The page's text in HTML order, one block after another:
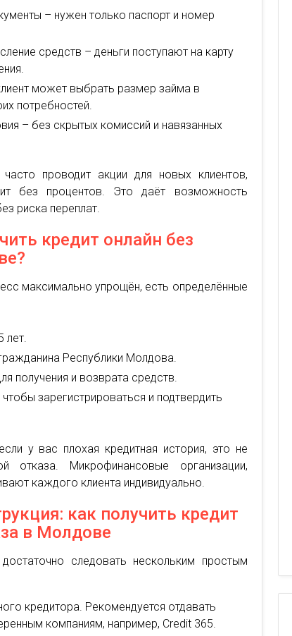
– нужен только паспорт и номер
средств – деньги поступают на карту
может выбрать размер займа в
потребностей.
– без скрытых комиссий и навязанных
проводит акции для новых клиентов,
без процентов. Это даёт возможность
риска переплат.
кредит онлайн без
максимально упрощён, есть определённые
лет.
Республики Молдова.
получения и возврата средств.
зарегистрироваться и подтвердить
у вас плохая кредитная история, это не
отказа. Микрофинансовые организации,
каждого клиента индивидуально.
как получить кредит
в Молдове
следовать нескольким простым
кредитора. Рекомендуется отдавать
компаниям, например, Credit 365.